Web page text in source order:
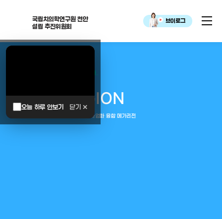
국립치의학연구원 천안
설립 추진위원회
브이로그
오늘 하루 안보기 닫기 ✕
대한민국은 두번이나 약속하였습니다.
MEGAREGION
중부권 전체를 잇는 연구–임상–평가–사업화 융합 메가리전